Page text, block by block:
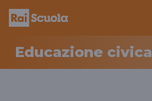
Educazione civica